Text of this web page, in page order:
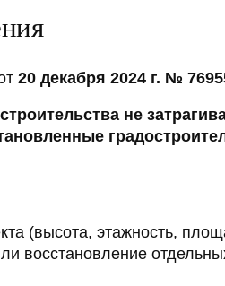
20 декабря 2024 г. №
не
(высота, этажность,
восстановление